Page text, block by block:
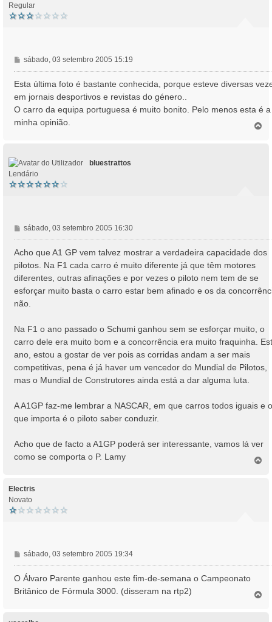
Regular
M
e
n
a
g
e
sábado, 03 setembro 2005 15:19
Esta última foto é bastante conhecida, porque esteve diversas
em jornais desportivos e revistas do género..
O carro da equipa portuguesa é muito bonito. Pelo menos esta é a
minha opinião.
bluestrattos
Lendário
M
e
n
s
a
g
e
m
sábado, 03 setembro 2005 16:30
Acho que A1 GP vem talvez mostrar a verdadeira capacidade dos
pilotos. Na F1 cada carro é muito diferente já que têm motores
diferentes, outras afinações e por vezes o piloto nem tem de se
esforçar muito basta o carro estar bem afinado e os da
não.
Na F1 o ano passado o Schumi ganhou sem se esforçar muito, o
carro dele era muito bom e a concorrência era muito fraquinha.
ano, estou a gostar de ver pois as corridas andam a ser mais
competitivas, pena é já haver um vencedor do Mundial de Pilotos,
mas o Mundial de Construtores ainda está a dar alguma luta.
A A1GP faz-me lembrar a NASCAR, em que carros todos iguais e o
que importa é o piloto saber conduzir.
Acho que de facto a A1GP poderá ser interessante, vamos lá ver
como se comporta o P. Lamy
Electris
Novato
M
e
n
s
sábado, 03 setembro 2005 19:34
O Álvaro Parente ganhou este fim-de-semana o Campeonato
Britânico de Fórmula 3000. (disseram na rtp2)